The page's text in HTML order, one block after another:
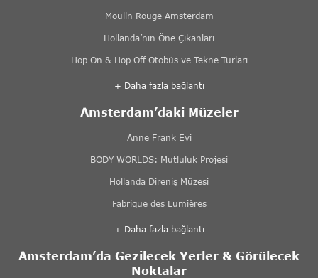
Moulin Rouge Amsterdam
Hollanda’nın Öne Çıkanları
Hop On & Hop Off Otobüs ve Tekne Turları
+ Daha fazla bağlantı
Amsterdam’daki Müzeler
Anne Frank Evi
BODY WORLDS: Mutluluk Projesi
Hollanda Direniş Müzesi
Fabrique des Lumières
+ Daha fazla bağlantı
Amsterdam’da Gezilecek Yerler & Görülecek
Noktalar